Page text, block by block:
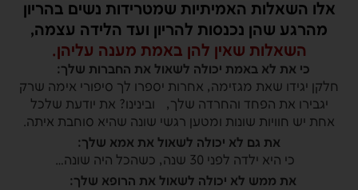
אלו השאלות האמיתיות שמטרידות נשים בהריון
מהרגע שהן נכנסות להריון ועד הלידה עצמה,
השאלות שאין להן באמת מענה עליהן.
כי את לא באמת יכולה לשאול את החברות שלך:
חלקן יגידו שאת מגזימה, אחרות יספרו לך סיפורי אימה שרק
יגבירו את הפחד והחרדה שלך, ובינינו? את יודעת שלכל
אחת יש חוויות שונות ומטען רגשי שונה שהיא סוחבת איתה.
את גם לא יכולה לשאול את אמא שלך:
כי היא ילדה לפני 30 שנה, כשהכל היה שונה…
את ממש לא יכולה לשאול את הרופא שלך: